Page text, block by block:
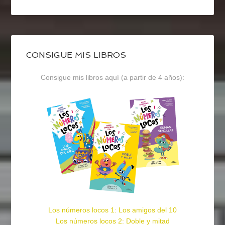
CONSIGUE MIS LIBROS
Consigue mis libros aquí (a partir de 4 años):
Los números locos 1: Los amigos del 10
Los números locos 2: Doble y mitad